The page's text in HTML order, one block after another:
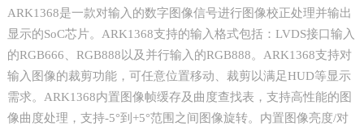
ARK1368是一款对输入的数字图像信号进行图像校正处理并输出
显示的SoC芯片。ARK1368支持的输入格式包括：LVDS接口输入
的RGB666、RGB888以及并行输入的RGB888。ARK1368支持对
输入图像的裁剪功能，可任意位置移动、裁剪以满足HUD等显示
需求。ARK1368内置图像帧缓存及曲度查找表，支持高性能的图
像曲度处理，支持-5°到+5°范围之间图像旋转。内置图像亮度/对